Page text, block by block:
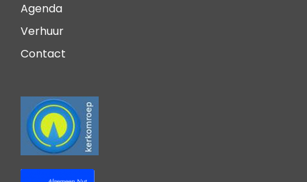
Agenda
Verhuur
Contact